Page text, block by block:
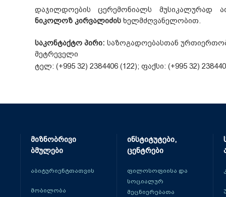
დაჯილდოების ცერემონიალს მუსიკალურად
ნიკოლოზ კირვალიძისხელმძღვანელობით.
საკონტაქტო პირი: საზოგადოებასთან
მეტრეველი
ტელ: (+995 32) 2384406 (122); ფაქსი: (+995 32)
მიზნობრივი
ბმულები
აბიტურიენტთათვის
მობილობა
ინსტიტუტები,
ცენტრები
ფილოსოფიისა და
სოციალურ
მეცნიერებათა